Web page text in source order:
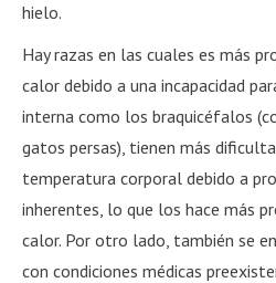
hielo.
Hay razas en las cuales es más
calor debido a una incapacidad
interna como los braquicéfalos
gatos persas), tienen más
temperatura corporal debido a
inherentes, lo que los hace más
calor. Por otro lado, también se
con condiciones médicas